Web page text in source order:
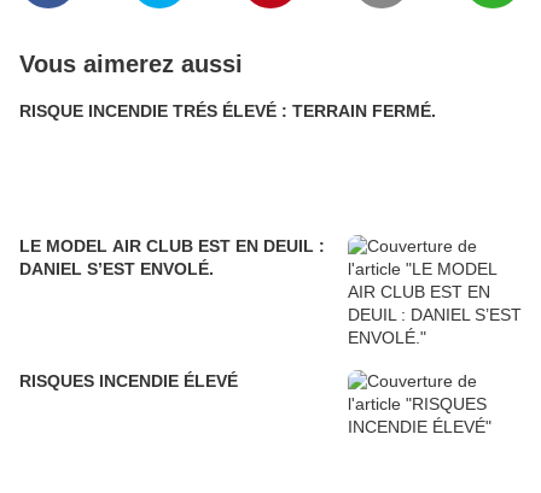
Vous aimerez aussi
RISQUE INCENDIE TRÉS ÉLEVÉ : TERRAIN FERMÉ.
LE MODEL AIR CLUB EST EN DEUIL :
DANIEL S’EST ENVOLÉ.
RISQUES INCENDIE ÉLEVÉ